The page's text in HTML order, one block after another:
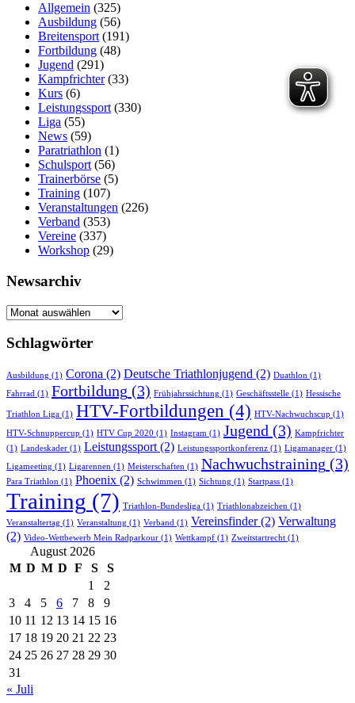
Allgemein (325)
Ausbildung (56)
Breitensport (191)
Fortbildung (48)
Jugend (291)
Kampfrichter(33)
Kurs (6)
Leistungssport (330)
Liga (55)
News (59)
Paratriathlon (1)
Schulsport (56)
Trainerbörse (5)
Training (107)
Veranstaltungen (226)
Verband (353)
Vereine (337)
Workshop (29)
Newsarchiv
Newsarchiv
Schlagwörter
Ausbildung (1) Corona (2) Deutsche Triathlonjugend (2) Duathlon (1)
Fahrrad (1) Fortbildung (3) Frühjahrssichtung (1) Geschäftsstelle (1) Hessische
Triathlon Liga (1) HTV-Fortbildungen (4) HTV-Nachwuchscup (1)
HTV-Schnuppercup (1) HTV Cup 2020 (1) Instagram (1) Jugend (3) Kampfrichter
(1) Landeskader (1) Leistungssport(2) Leistungssportkonferenz (1) Ligamanager (1)
Ligameeting (1) Ligarennen (1) Meisterschaften (1) Nachwuchstraining (3)
Para Triathlon (1) Phoenix (2) Schwimmen (1) Sichtung (1) Startpass (1)
Training (7) Triathlon-Bundesliga (1) Triathlonabzeichen (1)
Veranstaltertag (1) Veranstaltung (1) Verband (1) Vereinsfinder(2) Verwaltung
(2) Video-Wettbewerb Mein Radparkour (1) Wettkampf (1) Zweitstartrecht (1)
August 2026
M D M D F S
S
1
2
3
4 5 6 7 8
9
10 11 12 13 14 15 16
17 18 19 20 21 22 23
24 25 26 27 28 29 30
31
« Juli